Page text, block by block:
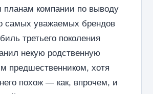
компании по выводу
самых уважаемых брендов
третьего поколения
некую родственную
предшественником, хотя
похож — как, впрочем, и